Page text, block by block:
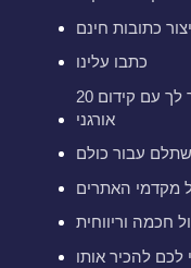
כתובות חינם
כתבו עלינו
20 סיבות למה קיצור קישור יכול לעזור לך עם קידום
אורגני
עבור כולם
מקדמי האתרים
חכמה וריווחית
לכם להכיר אותו